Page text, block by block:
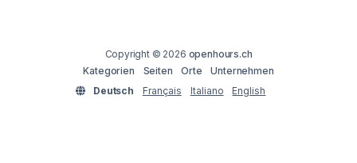
Copyright © 2026 openhours.ch
Kategorien
Seiten Orte
Unternehmen
Deutsch
Français Italiano English